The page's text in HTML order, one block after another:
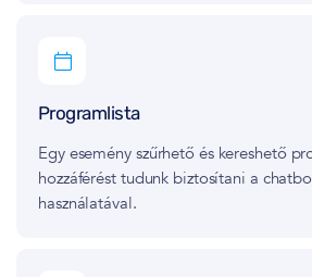
Programlista
Egy esemény szűrhető és kereshető
hozzáférést tudunk biztosítani a
használatával.